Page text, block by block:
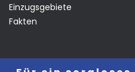
Einzugsgebiete
Fakten